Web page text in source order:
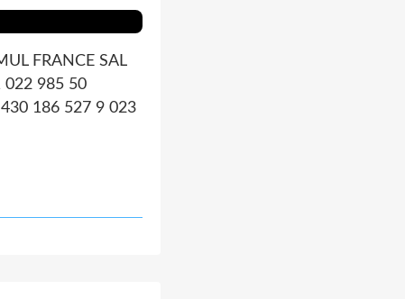
FRANCE SAL
022 985 50
186 527 9 023